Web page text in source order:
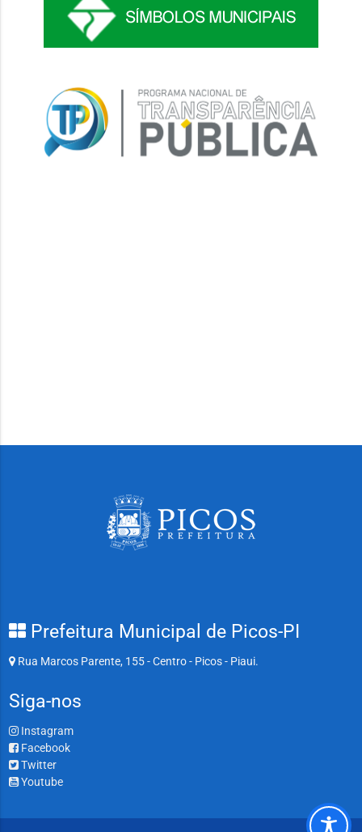
Prefeitura Municipal de Picos-PI
Rua Marcos Parente, 155 - Centro - Picos - Piaui.
Siga-nos
Instagram
Facebook
Twitter
Youtube